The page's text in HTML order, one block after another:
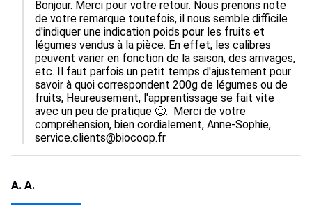
Bonjour. Merci pour votre retour. Nous prenons note
de votre remarque toutefois, il nous semble difficile
d'indiquer une indication poids pour les fruits et
légumes vendus à la pièce. En effet, les calibres
peuvent varier en fonction de la saison, des arrivages,
etc. Il faut parfois un petit temps d'ajustement pour
savoir à quoi correspondent 200g de légumes ou de
fruits, Heureusement, l'apprentissage se fait vite
avec un peu de pratique 🙂.  Merci de votre
compréhension, bien cordialement, Anne-Sophie,
service.clients@biocoop.fr
A. A.